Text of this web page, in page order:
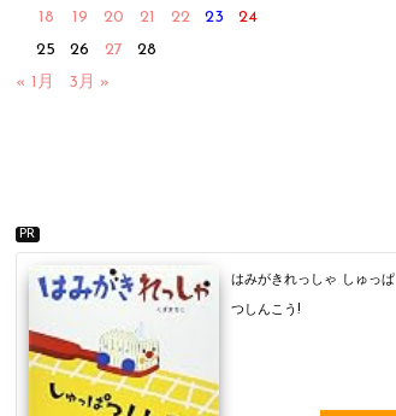
18
19 20 21 22 23
24
25
26 27
28
« 1月
3月 »
PR
はみがきれっしゃ しゅっぱ
つしんこう!